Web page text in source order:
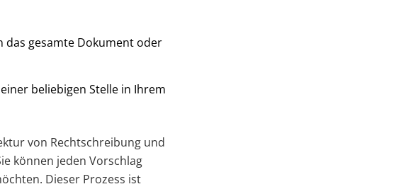
das gesamte Dokument oder
beliebigen Stelle in Ihrem
von Rechtschreibung und
können jeden Vorschlag
Dieser Prozess ist